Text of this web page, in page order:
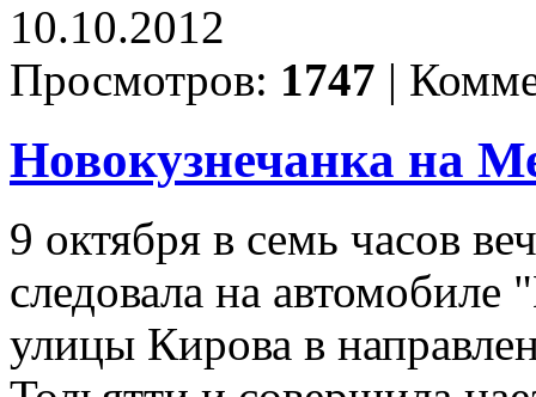
10.10.2012
Просмотров: 1747 |
Новокузнечанка на
9 октября в семь часов
следовала на
улицы Кирова в